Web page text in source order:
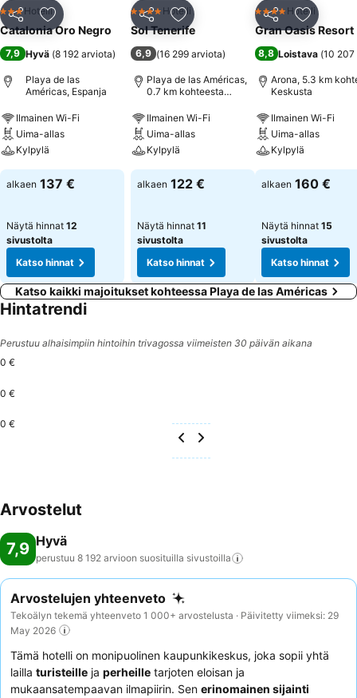
Jaa Lisää suosikkeihin
3 Tähtiluokitus
Hotelli
Catalonia Oro Negro
7,9 Hyvä (8 192 arviota)
Playa de las
Américas, Espanja
Ilmainen Wi-Fi
Uima-allas
Kylpylä
alkaen 137 €
Näytä hinnat 12
sivustolta
Katso hinnat
Jaa Lisää suosikkeihin
4 Tähtiluokitus
Hotelli
Sol Tenerife
6,9 (16 299 arviota)
Playa de las Américas,
0.7 km kohteesta
Ilmainen Wi-Fi
Uima-allas
Kylpylä
alkaen 122 €
Näytä hinnat 11
sivustolta
Katso hinnat
Jaa Lisää
4 Tähtiluokitus
Hotelli
Gran Oasis Resort
8,8 Loistava (10 207
Arona, 5.3 km
Keskusta
Ilmainen Wi-Fi
Uima-allas
Kylpylä
alkaen 160 €
Näytä hinnat 15
sivustolta
Katso hinnat
Katso kaikki majoitukset kohteessa Playa de las Américas
Hintatrendi
Perustuu alhaisimpiin hintoihin trivagossa viimeisten 30 päivän aikana
0 €
0 €
0 €
Arvostelut
7,9 Hyvä
perustuu 8 192 arvioon suosituilla sivustoilla
Arvostelujen yhteenveto
Tekoälyn tekemä yhteenveto 1 000+ arvostelusta · Päivitetty viimeksi: 29
May 2026
Tämä hotelli on monipuolinen kaupunkikeskus, joka sopii yhtä
lailla turisteille ja perheille tarjoten eloisan ja
mukaansatempaavan ilmapiirin. Sen erinomainen sijainti